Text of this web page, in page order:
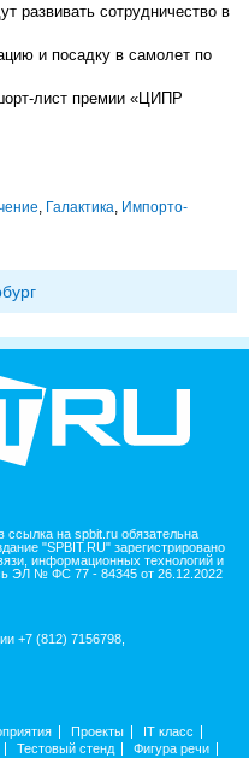
сотрудничество в
и посадку в самолет по
лист премии «ЦИПР
, Галактика, Импорто­
на spbit.ru обязательна
"SPBIT.RU" зарегистрировано
информационных технологий и
ЭЛ № ФС 77 - 84345 от 26.12.2022
+7 (812) 7156798,
Проекты
IT класс
Тестовый стенд
Фигура речи